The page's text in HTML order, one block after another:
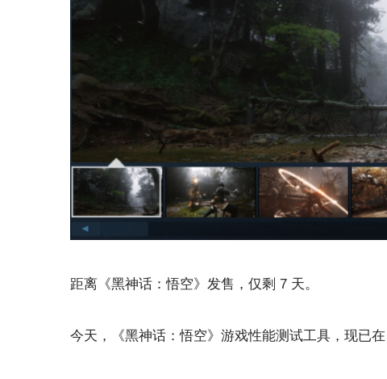
距离《黑神话：悟空》发售，仅剩 7 天。
今天，《黑神话：悟空》游戏性能测试工具，现已在